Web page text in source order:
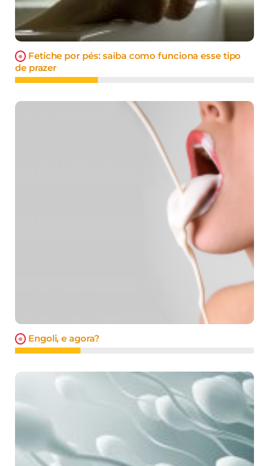
Fetiche por pés: saiba como funciona esse tipo
de prazer
Engoli, e agora?